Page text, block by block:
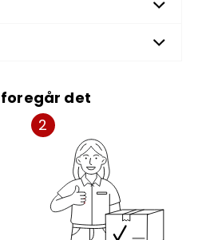
det
2